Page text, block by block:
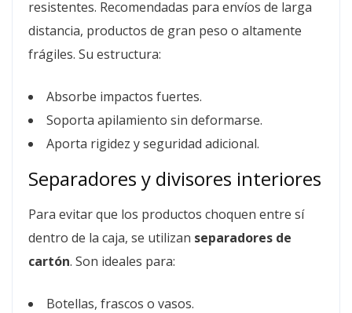
resistentes. Recomendadas para envíos de larga
distancia, productos de gran peso o altamente
frágiles. Su estructura:
Absorbe impactos fuertes.
Soporta apilamiento sin deformarse.
Aporta rigidez y seguridad adicional.
Separadores y divisores interiores
Para evitar que los productos choquen entre sí
dentro de la caja, se utilizan separadores de
cartón. Son ideales para:
Botellas, frascos o vasos.